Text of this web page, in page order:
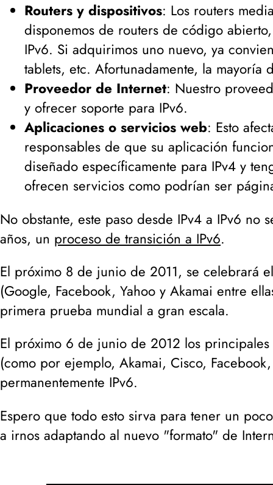
Routers y dispositivos: Los routers
disponemos de routers de código
IPv6. Si adquirimos uno nuevo, ya
tablets, etc. Afortunadamente, la mayoría
Proveedor de Internet: Nuestro
y ofrecer soporte para IPv6.
Aplicaciones o servicios web: Esto
responsables de que su aplicación
diseñado específicamente para IPv4 y
ofrecen servicios como podrían ser
No obstante, este paso desde IPv4 a IPv6
años, un proceso de transición a IPv6.
El próximo 8 de junio de 2011, se celebrará
(Google, Facebook, Yahoo y Akamai entre
primera prueba mundial a gran escala.
El próximo 6 de junio de 2012 los
(como por ejemplo, Akamai, Cisco,
permanentemente IPv6.
Espero que todo esto sirva para tener un
a irnos adaptando al nuevo "formato" de